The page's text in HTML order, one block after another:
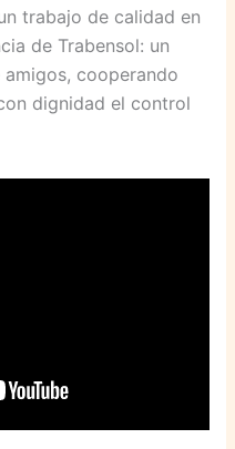
trabajo de calidad en
de Trabensol: un
cooperando
dignidad el control